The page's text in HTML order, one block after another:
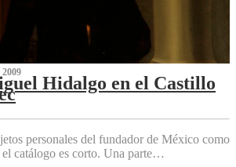
Hidalgo en el Castillo
personales del fundador de México como
catálogo es corto. Una parte…